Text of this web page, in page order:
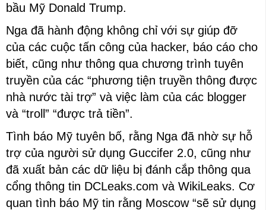
bầu Mỹ Donald Trump.
Nga đã hành động không chỉ với sự giúp đỡ
của các cuộc tấn công của hacker, báo cáo cho
biết, cũng như thông qua chương trình tuyên
truyền của các “phương tiện truyền thông được
nhà nước tài trợ” và việc làm của các blogger
và “troll” “được trả tiền”.
Tình báo Mỹ tuyên bố, rằng Nga đã nhờ sự hỗ
trợ của người sử dụng Guccifer 2.0, cũng như
đã xuất bản các dữ liệu bị đánh cắp thông qua
cổng thông tin DCLeaks.com và WikiLeaks. Cơ
quan tình báo Mỹ tin rằng Moscow “sẽ sử dụng